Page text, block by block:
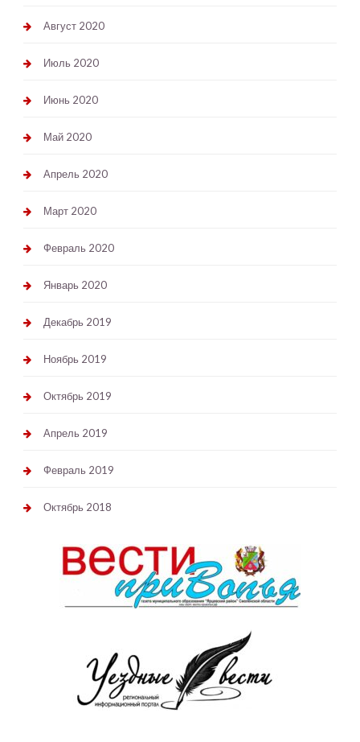
Август 2020
Июль 2020
Июнь 2020
Май 2020
Апрель 2020
Март 2020
Февраль 2020
Январь 2020
Декабрь 2019
Ноябрь 2019
Октябрь 2019
Апрель 2019
Февраль 2019
Октябрь 2018